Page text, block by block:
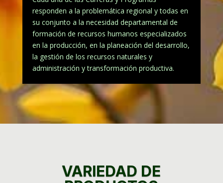
responden a la problemática regional y todas en
su conjunto a la necesidad departamental de
formación de recursos humanos especializados
en la producción, en la planeación del desarrollo,
la gestión de los recursos naturales y
administración y transformación productiva.
VARIEDAD DE